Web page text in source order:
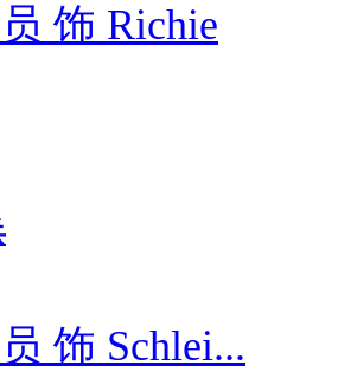
饰 Richie
饰 Schlei...